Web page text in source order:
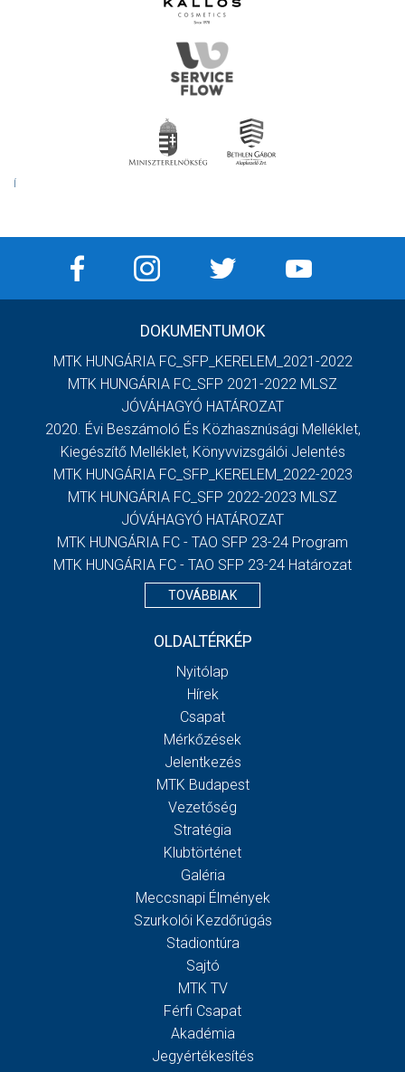
DOKUMENTUMOK
MTK HUNGÁRIA FC_SFP_KERELEM_2021-2022
MTK HUNGÁRIA FC_SFP 2021-2022 MLSZ
JÓVÁHAGYÓ HATÁROZAT
2020. Évi Beszámoló És Közhasznúsági Melléklet,
Kiegészítő Melléklet, Könyvvizsgálói Jelentés
MTK HUNGÁRIA FC_SFP_KERELEM_2022-2023
MTK HUNGÁRIA FC_SFP 2022-2023 MLSZ
JÓVÁHAGYÓ HATÁROZAT
MTK HUNGÁRIA FC - TAO SFP 23-24 Program
MTK HUNGÁRIA FC - TAO SFP 23-24 Határozat
TOVÁBBIAK
OLDALTÉRKÉP
Nyitólap
Hírek
Csapat
Mérkőzések
Jelentkezés
MTK Budapest
Vezetőség
Stratégia
Klubtörténet
Galéria
Meccsnapi Élmények
Szurkolói Kezdőrúgás
Stadiontúra
Sajtó
MTK TV
Férfi Csapat
Akadémia
Jegyértékesítés